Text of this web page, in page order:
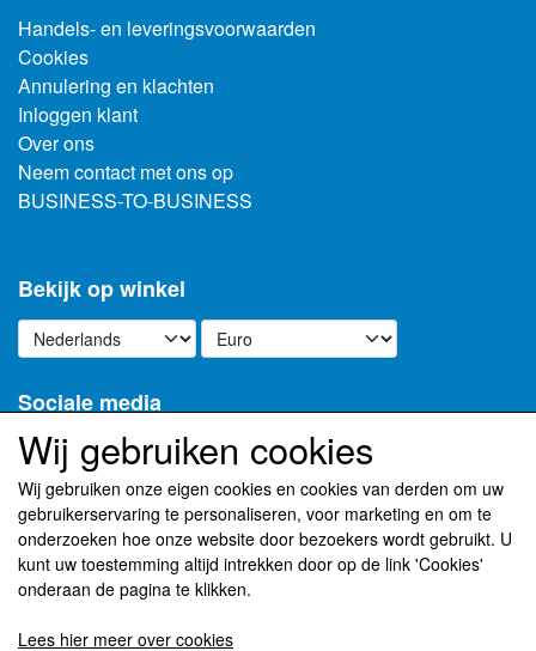
Handels- en leveringsvoorwaarden
Cookies
Annulering en klachten
Inloggen klant
Over ons
Neem contact met ons op
BUSINESS-TO-BUSINESS
Bekijk op winkel
Sociale media
Ontvang onze nieuwsbrief via e-mail
Registreren
(meer informatie)
Wij gebruiken cookies
Wij gebruiken onze eigen cookies en cookies van derden om uw
gebruikerservaring te personaliseren, voor marketing en om te
onderzoeken hoe onze website door bezoekers wordt gebruikt. U
kunt uw toestemming altijd intrekken door op de link 'Cookies'
onderaan de pagina te klikken.
Lees hier meer over cookies